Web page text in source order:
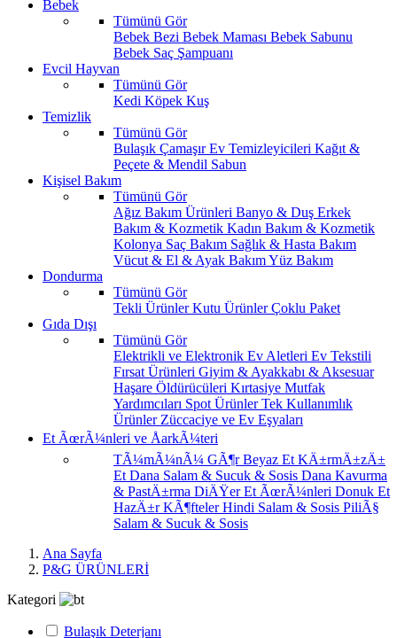
Bebek
Tümünü Gör
Bebek Bezi Bebek Maması Bebek Sabunu
Bebek Saç Şampuanı
Evcil Hayvan
Tümünü Gör
Kedi Köpek Kuş
Temizlik
Tümünü Gör
Bulaşık ÇamaşırEv Temizleyicileri Kağıt &
Peçete & Mendil Sabun
Kişisel Bakım
Tümünü Gör
Ağız Bakım Ürünleri Banyo & Duş Erkek
Bakım & Kozmetik Kadın Bakım & Kozmetik
Kolonya Saç Bakım Sağlık & Hasta Bakım
Vücut & El & Ayak BakımYüz Bakım
Dondurma
Tümünü Gör
Tekli ÜrünlerKutu ÜrünlerÇoklu Paket
Gıda Dışı
Tümünü Gör
Elektrikli ve Elektronik Ev Aletleri Ev Tekstili
Fırsat Ürünleri Giyim & Ayakkabı & Aksesuar
Haşare Öldürücüleri Kırtasiye Mutfak
Yardımcıları Spot ÜrünlerTek Kullanımlık
Ürünler Züccaciye ve Ev Eşyaları
Et ÃœrÃ¼nleri ve ÅarkÃ¼teri
TÃ¼mÃ¼nÃ¼ GÃ¶rBeyaz Et KÄ±rmÄ±zÄ±
Et Dana Salam & Sucuk & Sosis Dana Kavurma
& PastÄ±rma DiÄŸer Et ÃœrÃ¼nleri Donuk Et
HazÄ±r KÃ¶ftelerHindi Salam & Sosis PiliÃ§
Salam & Sucuk & Sosis
Ana Sayfa
P&G ÜRÜNLERİ
Kategori
Bulaşık Deterjanı